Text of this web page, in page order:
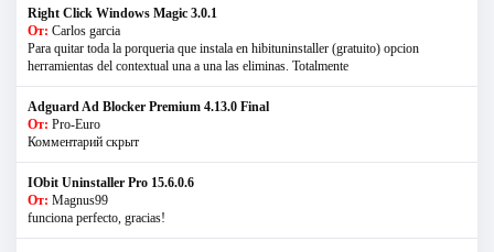
Right Click Windows Magic 3.0.1
От: Carlos garcia
Para quitar toda la porqueria que instala en hibituninstaller (gratuito) opcion
herramientas del contextual una a una las eliminas. Totalmente
Adguard Ad Blocker Premium 4.13.0 Final
От: Pro-Euro
Комментарий скрыт
IObit Uninstaller Pro 15.6.0.6
От: Magnus99
funciona perfecto, gracias!